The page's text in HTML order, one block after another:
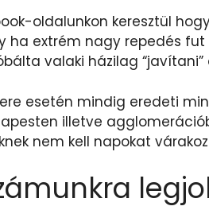
oldalunkon keresztül
extrém nagy repedés
valaki házilag
esetén mindig eredeti
illetve
nem kell napokat